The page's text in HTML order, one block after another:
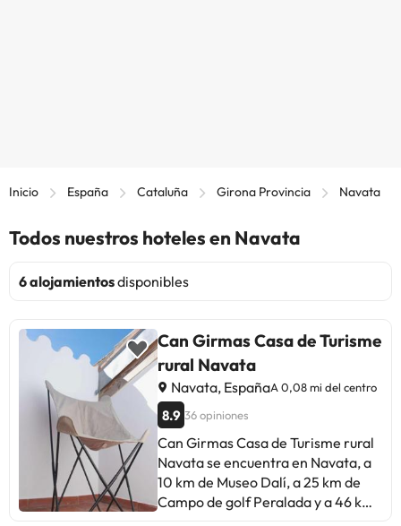
Inicio España Cataluña Girona Provincia Navata
Todos nuestros hoteles en Navata
6 alojamientosdisponibles
Can Girmas Casa de Turisme
rural Navata
Navata, EspañaA 0,08 mi del centro
8.9 36 opiniones
Can Girmas Casa de Turisme rural
Navata se encuentra en Navata, a
10 km de Museo Dalí, a 25 km de
Campo de golf Peralada y a 46 km